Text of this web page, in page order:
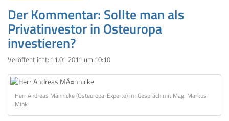
Der Kommentar: Sollte man als
Privatinvestor in Osteuropa
investieren?
Veröffentlicht: 11.01.2011 um 10:10
Herr Andreas Männicke (Osteuropa-Experte) im Gespräch mit Mag. Markus
Mink